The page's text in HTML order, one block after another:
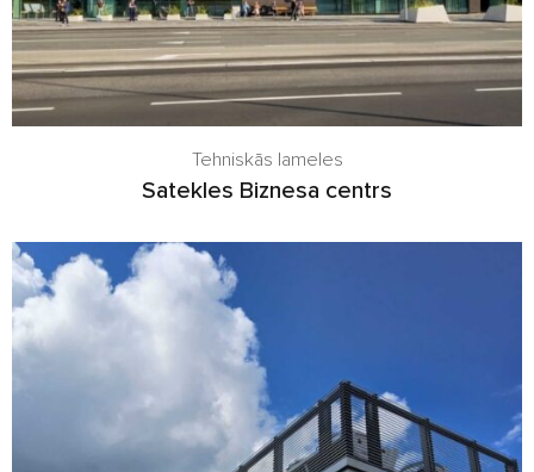
Tehniskās lameles
Satekles Biznesa centrs